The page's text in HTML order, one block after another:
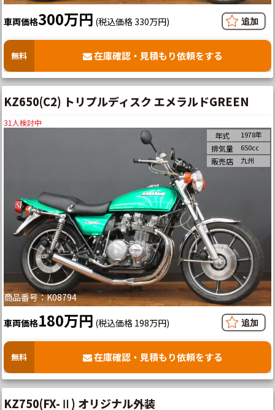
車両価格300万円 (税込価格 330万円)
無料 在庫確認・見積もり依頼をする
KZ650(C2) トリプルディスク エメラルドGREEN
31人検討中
商品番号：K08794
年式 1978年
排気量 650cc
販売店 九州
車両価格180万円 (税込価格 198万円)
無料 在庫確認・見積もり依頼をする
KZ750(FX-Ⅱ) オリジナル外装